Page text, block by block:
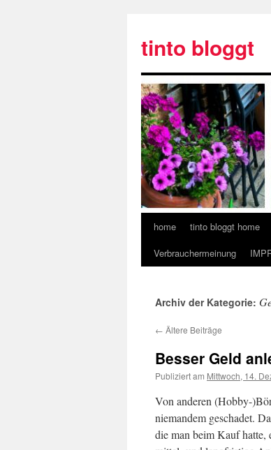
tinto bloggt
home tinto bloggt home
Verbrauchermeinung
Archiv der Kategorie:
← Ältere Beiträge
Besser Geld
Publiziert am Mittwoch, 14.
Von anderen (Hobby-
niemandem geschadet.
die man beim Kauf